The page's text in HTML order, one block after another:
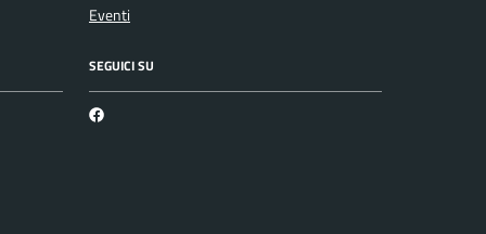
Eventi
SEGUICI SU
Martirano Lombardo Facebook